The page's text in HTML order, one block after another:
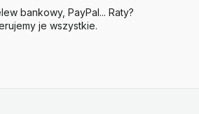
bankowy, PayPal... Raty?
je wszystkie.